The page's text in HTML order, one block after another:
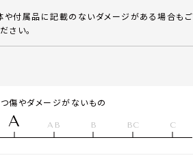
や付属品に記載のないダメージがある場合もご
さい。
傷やダメージがないもの
A AB B BC C